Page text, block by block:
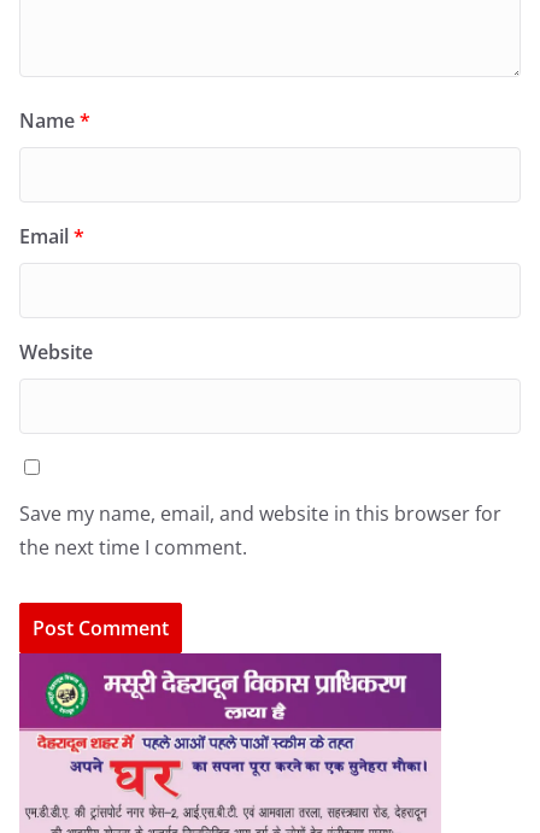
Name*
Email*
Website
Save my name, email, and website in this browser for
the next time I comment.